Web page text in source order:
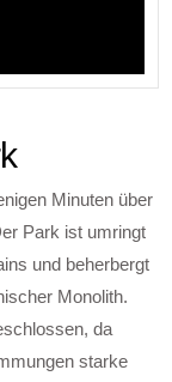
Minuten über
Park ist umringt
und beherbergt
Monolith.
da
starke